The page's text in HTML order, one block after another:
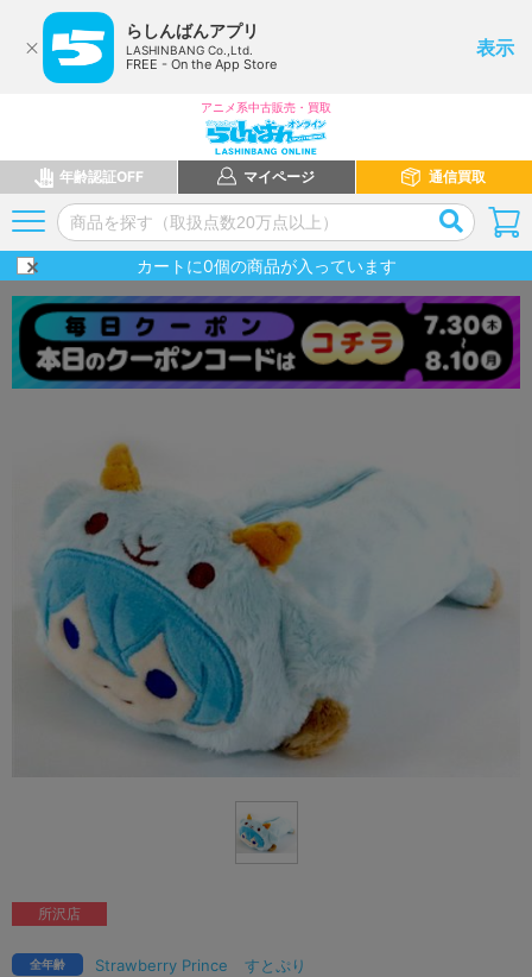
らしんばんアプリ
LASHINBANG Co.,Ltd.
FREE - On the App Store
表示
アニメ系中古販売・買取
年齢認証OFF マイページ 通信買取
カートに0個の商品が入っています
Strawberry Prince すとぷり
全年齢
所沢店